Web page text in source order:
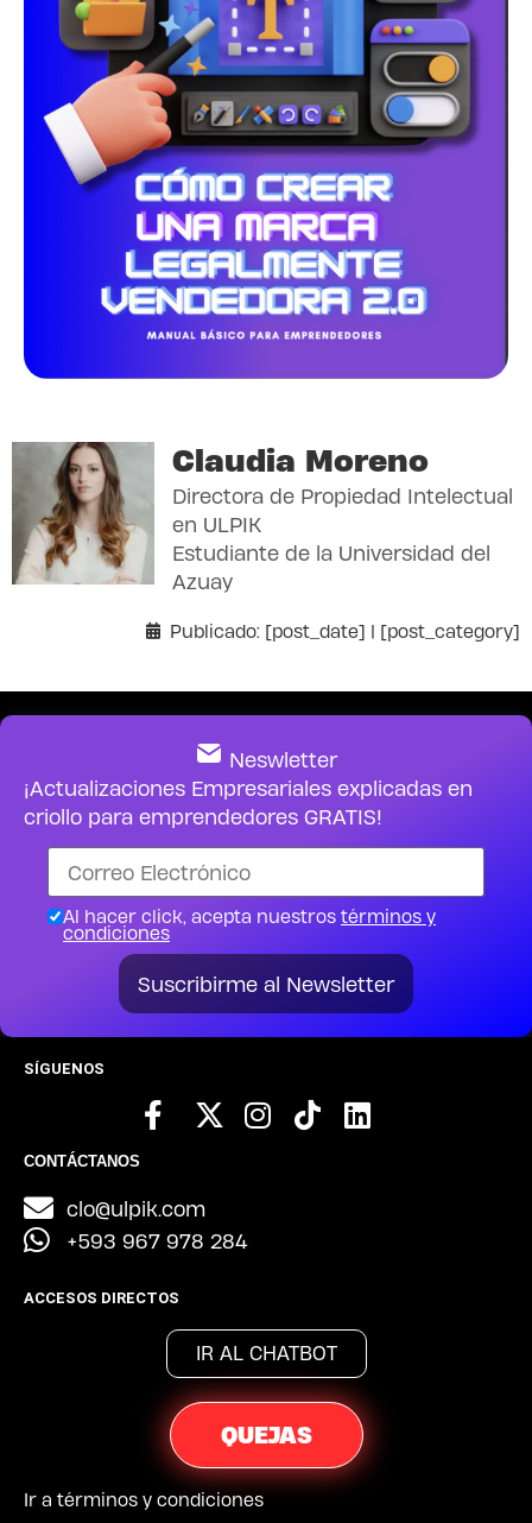
Claudia Moreno
Directora de Propiedad Intelectual
en ULPIK
Estudiante de la Universidad del
Azuay
Publicado: [post_date] | [post_category]
Neswletter
¡Actualizaciones Empresariales explicadas en
criollo para emprendedores GRATIS!
Al hacer click, acepta nuestros términos y
condiciones
Suscribirme al Newsletter
SÍGUENOS
CONTÁCTANOS
clo@ulpik.com
+593 967 978 284
ACCESOS DIRECTOS
IR AL CHATBOT
QUEJAS
Ir a términos y condiciones